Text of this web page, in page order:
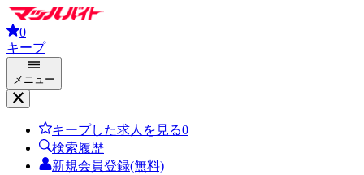
0
キープ
メニュー
キープした求人を見る0
検索履歴
新規会員登録(無料)